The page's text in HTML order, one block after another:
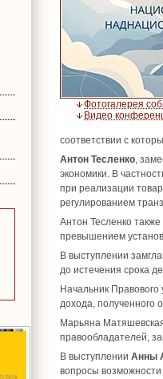
Фотогалерея
Видео
соответствии с
Антон Тесленко,
экономики. В
при реализации
регулированием
Антон Тесленко
превышением
В выступлении
до истечения срока
Начальник
дохода, полученного
Марьяна
правообладателей,
В выступлении Анны
вопросы